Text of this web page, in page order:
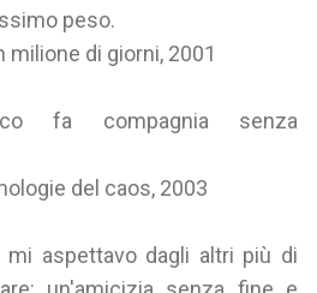
peso.
milione di giorni, 2001
fa compagnia senza
del caos, 2003
mi aspettavo dagli altri più di